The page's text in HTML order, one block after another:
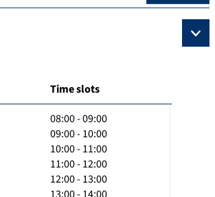
Time slots
08:00 - 09:00
09:00 - 10:00
10:00 - 11:00
11:00 - 12:00
12:00 - 13:00